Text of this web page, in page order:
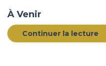
À Venir
Continuer la lecture